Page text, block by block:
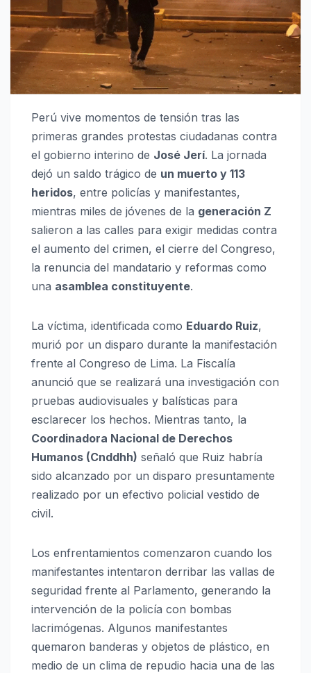
Perú vive momentos de tensión tras las
primeras grandes protestas ciudadanas contra
el gobierno interino de José Jerí. La jornada
dejó un saldo trágico de un muerto y 113
heridos, entre policías y manifestantes,
mientras miles de jóvenes de la generación Z
salieron a las calles para exigir medidas contra
el aumento del crimen, el cierre del Congreso,
la renuncia del mandatario y reformas como
una asamblea constituyente.
La víctima, identificada como Eduardo Ruiz,
murió por un disparo durante la manifestación
frente al Congreso de Lima. La Fiscalía
anunció que se realizará una investigación con
pruebas audiovisuales y balísticas para
esclarecer los hechos. Mientras tanto, la
Coordinadora Nacional de Derechos
Humanos (Cnddhh) señaló que Ruiz habría
sido alcanzado por un disparo presuntamente
realizado por un efectivo policial vestido de
civil.
Los enfrentamientos comenzaron cuando los
manifestantes intentaron derribar las vallas de
seguridad frente al Parlamento, generando la
intervención de la policía con bombas
lacrimógenas. Algunos manifestantes
quemaron banderas y objetos de plástico, en
medio de un clima de repudio hacia una de las